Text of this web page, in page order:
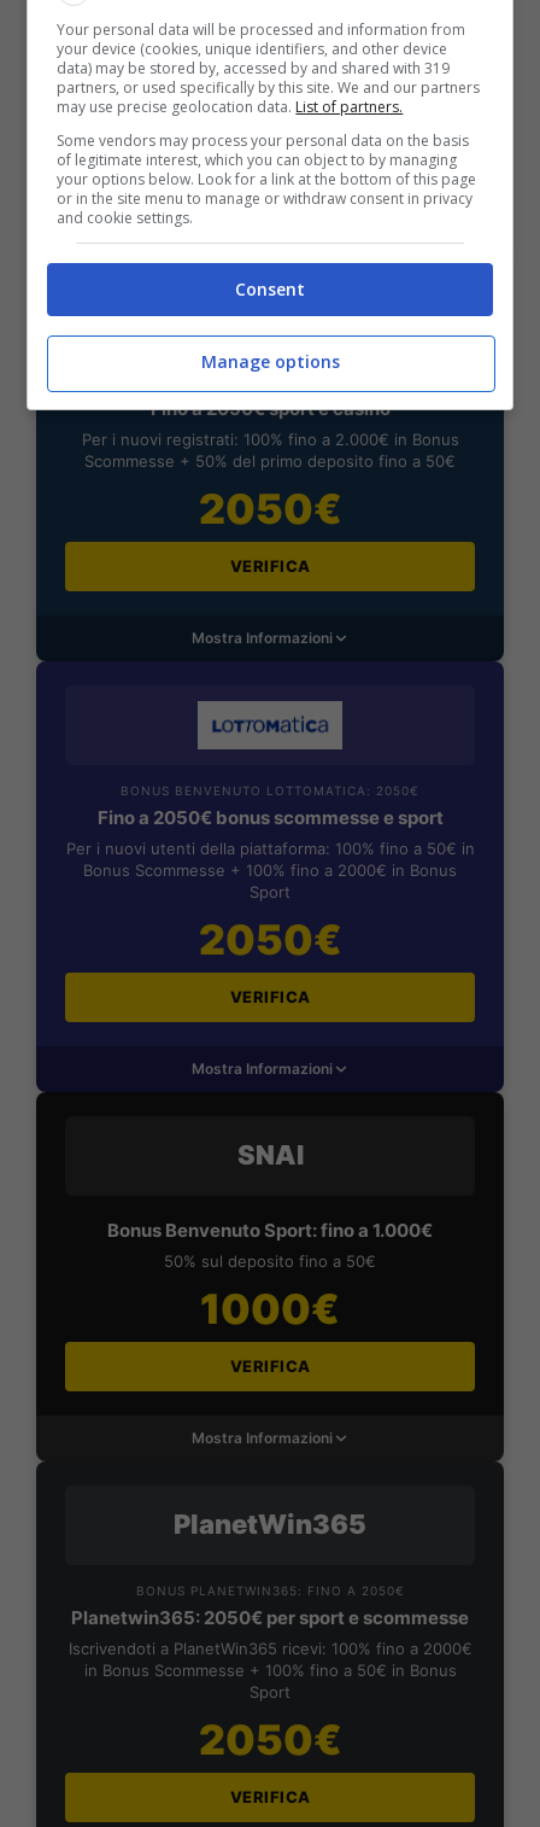
Bonus 50€ senza deposito sport + fino a 50€ di
bonus rimborso sul primo deposito
200€
VERIFICA
Mostra Informazioni
Fino a 2050€ sport e casino
Per i nuovi registrati: 100% fino a 2.000€ in Bonus
Scommesse + 50% del primo deposito fino a 50€
2050€
VERIFICA
Mostra Informazioni
BONUS BENVENUTO LOTTOMATICA: 2050€
Fino a 2050€ bonus scommesse e sport
Per i nuovi utenti della piattaforma: 100% fino a 50€ in
Bonus Scommesse + 100% fino a 2000€ in Bonus
Sport
2050€
VERIFICA
Mostra Informazioni
SNAI
Bonus Benvenuto Sport: fino a 1.000€
50% sul deposito fino a 50€
1000€
VERIFICA
Mostra Informazioni
PlanetWin365
BONUS PLANETWIN365: FINO A 2050€
Planetwin365: 2050€ per sport e scommesse
Iscrivendoti a PlanetWin365 ricevi: 100% fino a 2000€
in Bonus Scommesse + 100% fino a 50€ in Bonus
Sport
2050€
VERIFICA
Your personal data will be processed and information from
your device (cookies, unique identifiers, and other device
data) may be stored by, accessed by and shared with 319
partners, or used specifically by this site. We and our partners
may use precise geolocation data. List of partners.
Some vendors may process your personal data on the basis
of legitimate interest, which you can object to by managing
your options below. Look for a link at the bottom of this page
or in the site menu to manage or withdraw consent in privacy
and cookie settings.
Consent
Manage options